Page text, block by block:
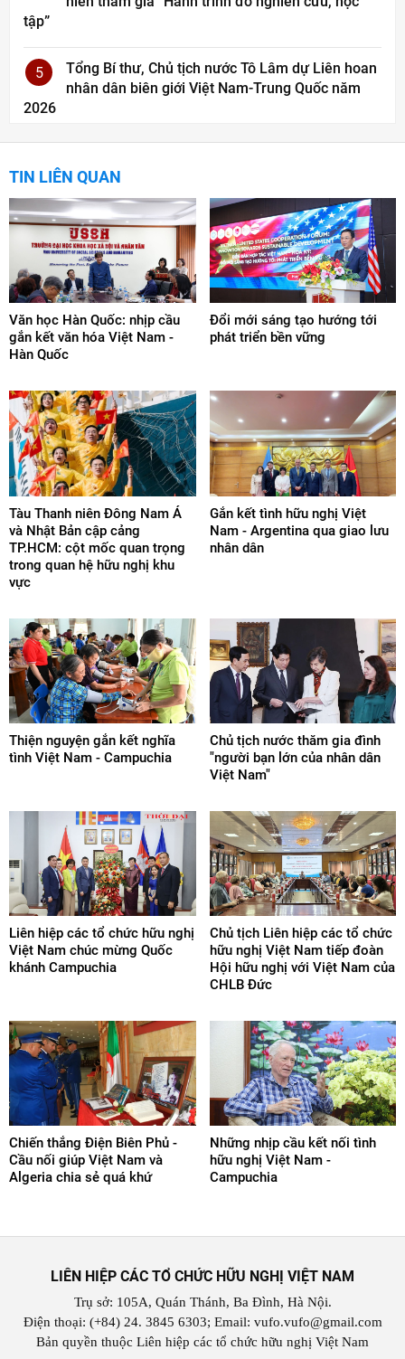
tập”
5
Tổng Bí thư, Chủ tịch nước Tô Lâm dự Liên hoan
nhân dân biên giới Việt Nam-Trung Quốc năm
2026
TIN LIÊN QUAN
Văn học Hàn Quốc: nhịp cầu
gắn kết văn hóa Việt Nam -
Hàn Quốc
Đổi mới sáng tạo hướng tới
phát triển bền vững
Tàu Thanh niên Đông Nam Á
và Nhật Bản cập cảng
TP.HCM: cột mốc quan trọng
trong quan hệ hữu nghị khu
vực
Gắn kết tình hữu nghị Việt
Nam - Argentina qua giao lưu
nhân dân
Thiện nguyện gắn kết nghĩa
tình Việt Nam - Campuchia
Chủ tịch nước thăm gia đình
"người bạn lớn của nhân dân
Việt Nam"
Liên hiệp các tổ chức hữu nghị
Việt Nam chúc mừng Quốc
khánh Campuchia
Chủ tịch Liên hiệp các tổ chức
hữu nghị Việt Nam tiếp đoàn
Hội hữu nghị với Việt Nam của
CHLB Đức
Chiến thắng Điện Biên Phủ -
Cầu nối giúp Việt Nam và
Algeria chia sẻ quá khứ
Những nhịp cầu kết nối tình
hữu nghị Việt Nam -
Campuchia
LIÊN HIỆP CÁC TỔ CHỨC HỮU NGHỊ VIỆT NAM
Trụ sở: 105A, Quán Thánh, Ba Đình, Hà Nội.
Điện thoại: (+84) 24. 3845 6303; Email: vufo.vufo@gmail.com
Bản quyền thuộc Liên hiệp các tổ chức hữu nghị Việt Nam